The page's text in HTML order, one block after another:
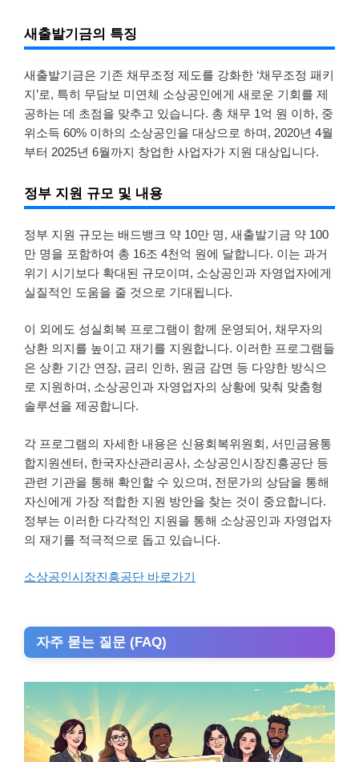
새출발기금의 특징
새출발기금은 기존 채무조정 제도를 강화한 ‘채무조정 패키
지’로, 특히 무담보 미연체 소상공인에게 새로운 기회를 제
공하는 데 초점을 맞추고 있습니다. 총 채무 1억 원 이하, 중
위소득 60% 이하의 소상공인을 대상으로 하며, 2020년 4월
부터 2025년 6월까지 창업한 사업자가 지원 대상입니다.
정부 지원 규모 및 내용
정부 지원 규모는 배드뱅크 약 10만 명, 새출발기금 약 100
만 명을 포함하여 총 16조 4천억 원에 달합니다. 이는 과거
위기 시기보다 확대된 규모이며, 소상공인과 자영업자에게
실질적인 도움을 줄 것으로 기대됩니다.
이 외에도 성실회복 프로그램이 함께 운영되어, 채무자의
상환 의지를 높이고 재기를 지원합니다. 이러한 프로그램들
은 상환 기간 연장, 금리 인하, 원금 감면 등 다양한 방식으
로 지원하며, 소상공인과 자영업자의 상황에 맞춰 맞춤형
솔루션을 제공합니다.
각 프로그램의 자세한 내용은 신용회복위원회, 서민금융통
합지원센터, 한국자산관리공사, 소상공인시장진흥공단 등
관련 기관을 통해 확인할 수 있으며, 전문가의 상담을 통해
자신에게 가장 적합한 지원 방안을 찾는 것이 중요합니다.
정부는 이러한 다각적인 지원을 통해 소상공인과 자영업자
의 재기를 적극적으로 돕고 있습니다.
소상공인시장진흥공단 바로가기
자주 묻는 질문 (FAQ)